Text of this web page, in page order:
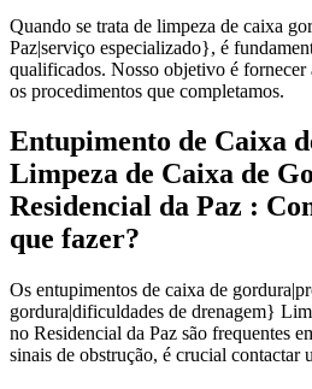
Quando se trata de limpeza de caixa
Paz|serviço especializado}, é
qualificados. Nosso objetivo é fornecer
os procedimentos que completamos.
Entupimento de Caixa
Limpeza de Caixa de
Residencial da Paz :
que fazer?
Os entupimentos de caixa de
gordura|dificuldades de drenagem}
no Residencial da Paz são frequentes
sinais de obstrução, é crucial contactar